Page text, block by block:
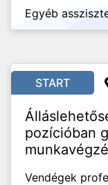
Egyéb
START
pozícióban
Vendégek